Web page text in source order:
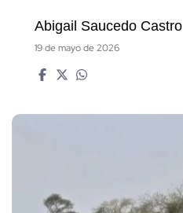
Abigail Saucedo Castro
19 de mayo de 2026